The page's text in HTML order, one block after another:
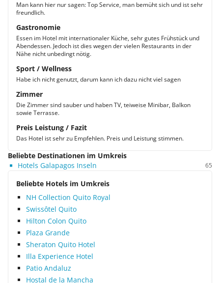
Man kann hier nur sagen: Top Service, man bemüht sich und ist sehr
freundlich.
Gastronomie
Essen im Hotel mit internationaler Küche, sehr gutes Frühstück und
Abendessen. Jedoch ist dies wegen der vielen Restaurants in der
Nähe nicht unbedingt nötig.
Sport / Wellness
Habe ich nicht genutzt, darum kann ich dazu nicht viel sagen
Zimmer
Die Zimmer sind sauber und haben TV, teiweise Minibar, Balkon
sowie Terrasse.
Preis Leistung / Fazit
Das Hotel ist sehr zu Empfehlen. Preis und Leistung stimmen.
Beliebte Destinationen im Umkreis
Hotels Galapagos Inseln
65
Beliebte Hotels im Umkreis
NH Collection Quito Royal
Swissôtel Quito
Hilton Colon Quito
Plaza Grande
Sheraton Quito Hotel
Illa Experience Hotel
Patio Andaluz
Hostal de la Mancha